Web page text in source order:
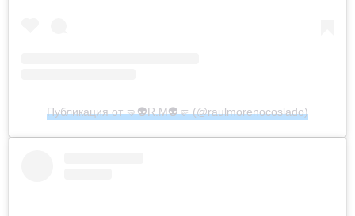
Публикация от 🤜👽R.M👽🤛 (@raulmorenocoslado)